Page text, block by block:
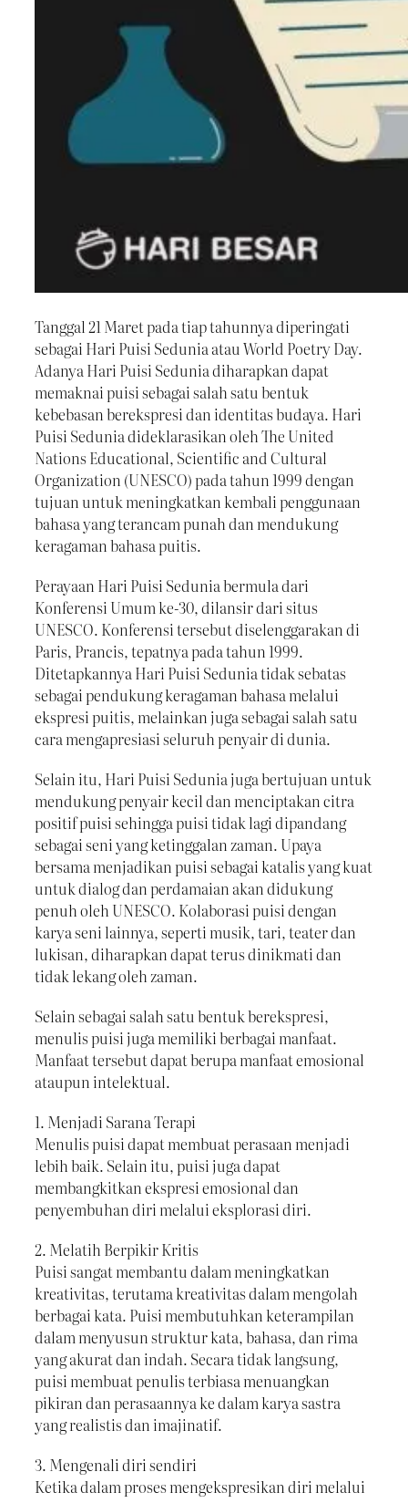
Tanggal 21 Maret pada tiap tahunnya diperingati
sebagai Hari Puisi Sedunia atau World Poetry Day.
Adanya Hari Puisi Sedunia diharapkan dapat
memaknai puisi sebagai salah satu bentuk
kebebasan berekspresi dan identitas budaya. Hari
Puisi Sedunia dideklarasikan oleh The United
Nations Educational, Scientific and Cultural
Organization (UNESCO) pada tahun 1999 dengan
tujuan untuk meningkatkan kembali penggunaan
bahasa yang terancam punah dan mendukung
keragaman bahasa puitis.
Perayaan Hari Puisi Sedunia bermula dari
Konferensi Umum ke-30, dilansir dari situs
UNESCO. Konferensi tersebut diselenggarakan di
Paris, Prancis, tepatnya pada tahun 1999.
Ditetapkannya Hari Puisi Sedunia tidak sebatas
sebagai pendukung keragaman bahasa melalui
ekspresi puitis, melainkan juga sebagai salah satu
cara mengapresiasi seluruh penyair di dunia.
Selain itu, Hari Puisi Sedunia juga bertujuan untuk
mendukung penyair kecil dan menciptakan citra
positif puisi sehingga puisi tidak lagi dipandang
sebagai seni yang ketinggalan zaman. Upaya
bersama menjadikan puisi sebagai katalis yang kuat
untuk dialog dan perdamaian akan didukung
penuh oleh UNESCO. Kolaborasi puisi dengan
karya seni lainnya, seperti musik, tari, teater dan
lukisan, diharapkan dapat terus dinikmati dan
tidak lekang oleh zaman.
Selain sebagai salah satu bentuk berekspresi,
menulis puisi juga memiliki berbagai manfaat.
Manfaat tersebut dapat berupa manfaat emosional
ataupun intelektual.
1. Menjadi Sarana Terapi
Menulis puisi dapat membuat perasaan menjadi
lebih baik. Selain itu, puisi juga dapat
membangkitkan ekspresi emosional dan
penyembuhan diri melalui eksplorasi diri.
2. Melatih Berpikir Kritis
Puisi sangat membantu dalam meningkatkan
kreativitas, terutama kreativitas dalam mengolah
berbagai kata. Puisi membutuhkan keterampilan
dalam menyusun struktur kata, bahasa, dan rima
yang akurat dan indah. Secara tidak langsung,
puisi membuat penulis terbiasa menuangkan
pikiran dan perasaannya ke dalam karya sastra
yang realistis dan imajinatif.
3. Mengenali diri sendiri
Ketika dalam proses mengekspresikan diri melalui